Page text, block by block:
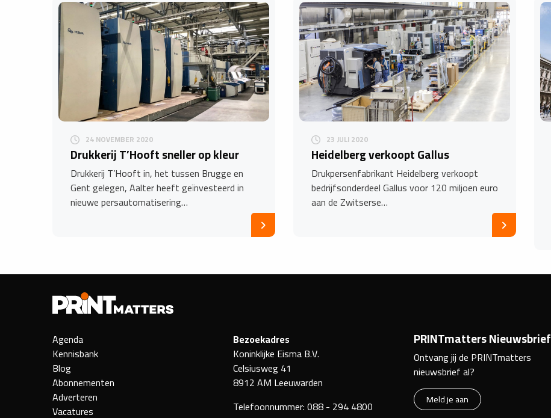
24 NOVEMBER 2020
Drukkerij T’Hooft sneller op kleur
Drukkerij T’Hooft in, het tussen Brugge en
Gent gelegen, Aalter heeft geïnvesteerd in
nieuwe persautomatisering…
23 JULI 2020
Heidelberg verkoopt Gallus
Drukpersenfabrikant Heidelberg verkoopt
bedrijfsonderdeel Gallus voor 120 miljoen euro
aan de Zwitserse…
Agenda
Kennisbank
Blog
Abonnementen
Adverteren
Vacatures
Bezoekadres
Koninklijke Eisma B.V.
Celsiusweg 41
8912 AM Leeuwarden
Telefoonnummer:088 - 294 4800
PRINTmatters Nieuwsbrief
Ontvang jij de PRINTmatters
nieuwsbrief al?
Meld je aan